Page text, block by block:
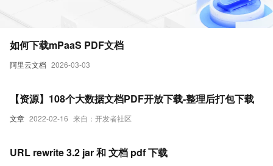
阿里云文档 2026-03-03
如何下载mPaaS PDF文档
文章 2022-02-16 来自：开发者社区
【资源】108个大数据文档PDF开放下载-整理后打包下载
URL rewrite 3.2 jar 和 文档 pdf 下载